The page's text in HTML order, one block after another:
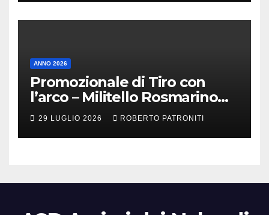
ANNO 2026
Promozionale di Tiro con
l’arco – Militello Rosmarino
(Me)
29 LUGLIO 2026 ROBERTO PATRONITI